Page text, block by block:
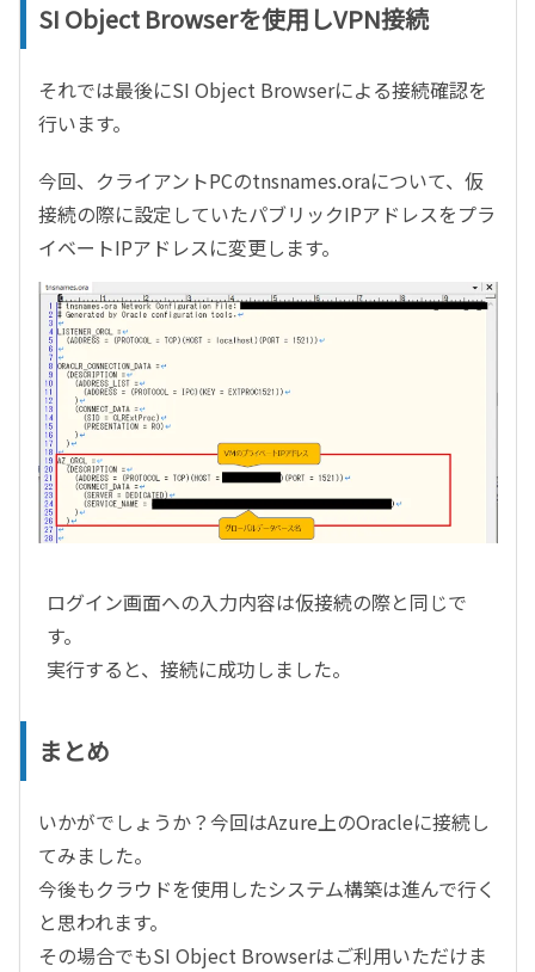
SI Object Browserを使用しVPN接続
それでは最後にSI Object Browserによる接続確認を
行います。
今回、クライアントPCのtnsnames.oraについて、仮
接続の際に設定していたパブリックIPアドレスをプラ
イベートIPアドレスに変更します。
ログイン画面への入力内容は仮接続の際と同じで
す。
実行すると、接続に成功しました。
まとめ
いかがでしょうか？今回はAzure上のOracleに接続し
てみました。
今後もクラウドを使用したシステム構築は進んで行く
と思われます。
その場合でもSI Object Browserはご利用いただけま